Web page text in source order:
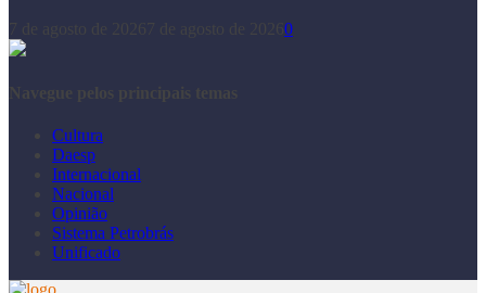
0
Navegue pelos principais temas
Cultura
Daesp
Internacional
Nacional
Opinião
Sistema Petrobrás
Unificado